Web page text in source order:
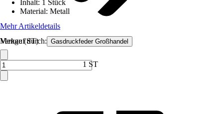
Verkauf durch: Gasdruckfeder Großhandel
Inhalt: 1 Stück
Material: Metall
Mehr Artikeldetails
Menge (ST)
1 ST